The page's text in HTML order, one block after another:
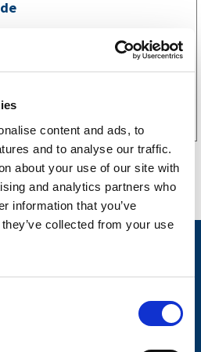
content and ads, to
and to analyse our traffic.
about your use of our site with
and analytics partners who
information that you’ve
collected from your use